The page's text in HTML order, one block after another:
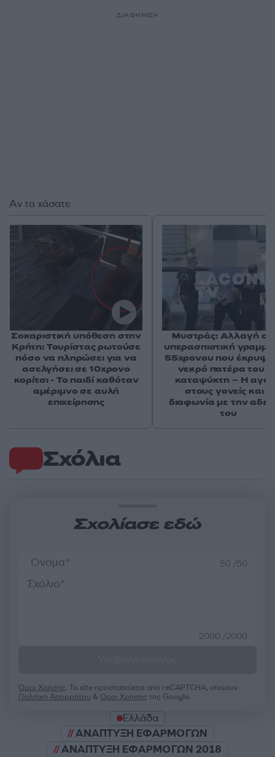
ΔΙΑΦΗΜΙΣΗ
Σχόλια
Σχολίασε εδώ
50 /50
2000 /2000
Όροι Χρήσης. Το site προστατεύεται από reCAPTCHA, ισχύουν
Πολιτική Απορρήτου &Όροι Χρήσης της Google.
Ελλάδα
ΑΝΑΠΤΥΞΗ ΕΦΑΡΜΟΓΩΝ
ΑΝΑΠΤΥΞΗ ΕΦΑΡΜΟΓΩΝ 2018
Αν τα χάσατε
Σοκαριστική υπόθεση στην
Κρήτη: Τουρίστας ρωτούσε
πόσο να πληρώσει για να
ασελγήσει σε 10χρονο
κορίτσι - Το παιδί καθόταν
αμέριμνο σε αυλή
επιχείρησης
Μυστράς: Αλλαγή
υπερασπιστική
55χρονου που έκρυψε
νεκρό πατέρα του
καταψύκτη – Η
στους γονείς και η
διαφωνία με την
του